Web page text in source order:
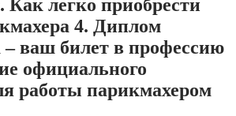
Как легко приобрести
4. Диплом
– ваш билет в профессию
официального
работы парикмахером